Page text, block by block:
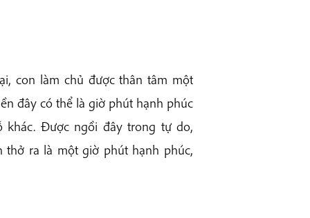
con làm chủ được thân tâm một
đây có thể là giờ phút hạnh phúc
Được ngồi đây trong tự do,
ra là một giờ phút hạnh phúc,